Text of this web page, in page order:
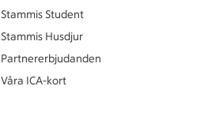
Stammis Student
Stammis Husdjur
Partnererbjudanden
Våra ICA-kort